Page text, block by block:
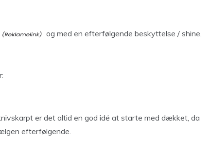
og med en efterfølgende beskyttelse / shine.
er det altid en god idé at starte med dækket, da
efterfølgende.